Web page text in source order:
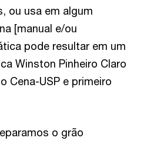
ou usa em algum
[manual e/ou
pode resultar em um
Winston Pinheiro Claro
Cena-USP e primeiro
o grão